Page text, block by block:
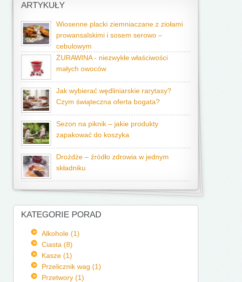
ARTYKUŁY
Wiosenne placki ziemniaczane z ziołami
prowansalskimi i sosem serowo –
cebulowym
ŻURAWINA - niezwykłe właściwości
małych owoców
Jak wybierać wędliniarskie rarytasy?
Czym świąteczna oferta bogata?
Sezon na piknik – jakie produkty
zapakować do koszyka
Drożdże – źródło zdrowia w jednym
składniku
KATEGORIE PORAD
Alkohole (1)
Ciasta (8)
Kasze (1)
Przelicznik wag (1)
Przetwory (1)